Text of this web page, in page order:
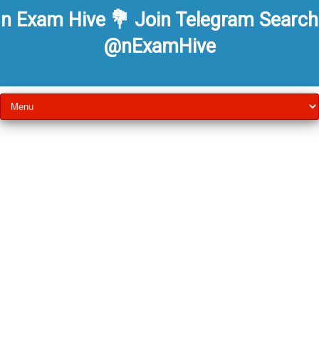
n Exam Hive 💐 Join Telegram Search
@nExamHive